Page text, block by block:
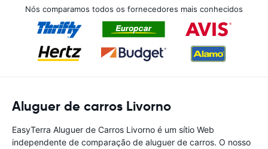
Nós comparamos todos os fornecedores mais conhecidos
Aluguer de carros Livorno
EasyTerra Aluguer de Carros Livorno é um sítio Web
independente de comparação de aluguer de carros. O nosso